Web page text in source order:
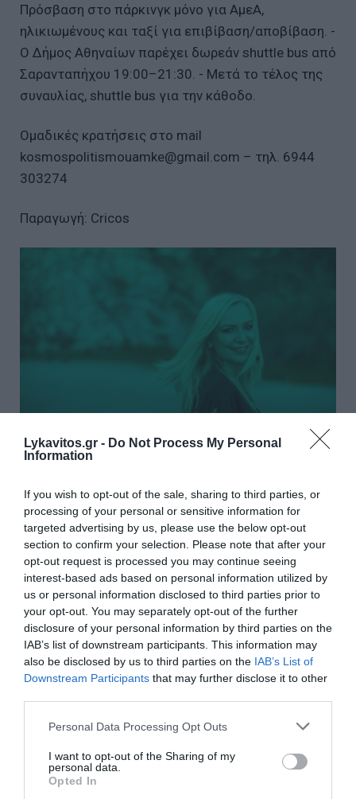
Lykavitos.gr - Do Not Process My Personal
Information
If you wish to opt-out of the sale, sharing to third parties, or
processing of your personal or sensitive information for
targeted advertising by us, please use the below opt-out
section to confirm your selection. Please note that after your
opt-out request is processed you may continue seeing
interest-based ads based on personal information utilized by
us or personal information disclosed to third parties prior to
your opt-out. You may separately opt-out of the further
disclosure of your personal information by third parties on the
IAB’s list of downstream participants. This information may
also be disclosed by us to third parties on the IAB’s List of
Downstream Participants that may further disclose it to other
Please note that this website/app uses one or more Google
not limited to your visit or usage behaviour. You may click to
grant or deny consent to Google and its third-party tags to
use your data for below specified purposes in below Google
Personal Data Processing Opt Outs
I want to opt-out of the Sharing of my
personal data.
Opted In
Πρόσβαση στο πάρκινγκ μόνο για ΑμεΑ,
ηλικιωμένους και ταξί για επιβίβαση/αποβίβαση. -
Ο Δήμος Αθηναίων παρέχει δωρεάν shuttle bus από
Σαρανταπήχου 19:00–21:30. - Μετά το τέλος της
συναυλίας, shuttle bus για την κάθοδο.
Ομαδικές κρατήσεις στο mail
kosmospolitismouamke@gmail.com – τηλ. 6944
303274
Παραγωγή: Cricos